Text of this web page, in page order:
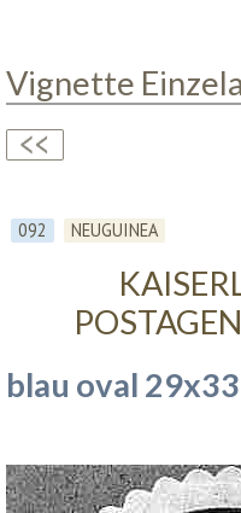
Vignette
092 NEUGUINEA
blau oval